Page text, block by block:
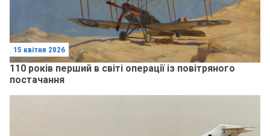
15 квітня 2026
110 років перший в світі операції із повітряного
постачання